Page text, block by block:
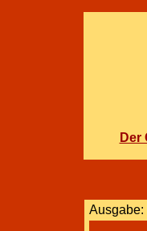
Der
Ausgabe: